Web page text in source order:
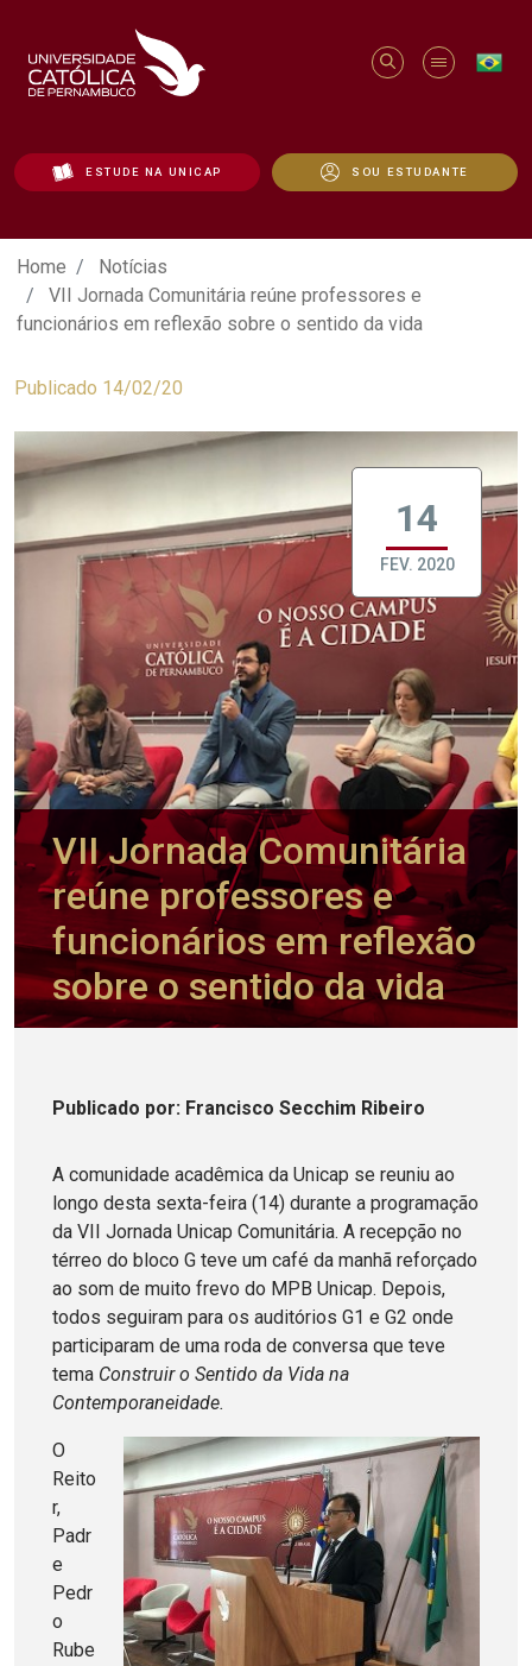
ESTUDE NA UNICAP SOU ESTUDANTE
VII Jornada Comunitária reúne
Home
Notícias
VII Jornada Comunitária reúne professores e
funcionários em reflexão sobre o sentido da vida
Publicado 14/02/20
14
FEV. 2020
VII Jornada Comunitária
reúne professores e
funcionários em reflexão
sobre o sentido da vida
Publicado por: Francisco Secchim Ribeiro
A comunidade acadêmica da Unicap se reuniu ao
longo desta sexta-feira (14) durante a programação
da VII Jornada Unicap Comunitária. A recepção no
térreo do bloco G teve um café da manhã reforçado
ao som de muito frevo do MPB Unicap. Depois,
todos seguiram para os auditórios G1 e G2 onde
participaram de uma roda de conversa que teve
tema Construir o Sentido da Vida na
Contemporaneidade.
O
Reito
r,
Padr
e
Pedr
o
Rube